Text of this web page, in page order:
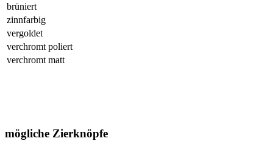
brüniert
zinnfarbig
vergoldet
verchromt poliert
verchromt matt
mögliche Zierknöpfe